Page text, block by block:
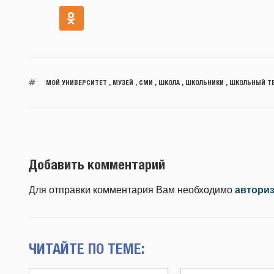
МОЙ УНИВЕРСИТЕТ , МУЗЕЙ , СМИ , ШКОЛА, ШКОЛЬНИКИ , ШКОЛЬНЫЙ
Добавить комментарий
Для отправки комментария Вам необходимо
ЧИТАЙТЕ ПО ТЕМЕ: